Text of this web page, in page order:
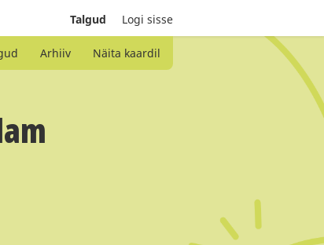
Talgud Logi sisse
Arhiiv Näita kaardil